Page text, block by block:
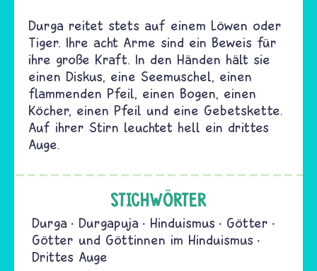
Durga reitet stets auf einem Löwen oder
Tiger. Ihre acht Arme sind ein Beweis für
ihre große Kraft. In den Händen hält sie
einen Diskus, eine Seemuschel, einen
flammenden Pfeil, einen Bogen, einen
Köcher, einen Pfeil und eine Gebetskette.
Auf ihrer Stirn leuchtet hell ein drittes
Auge.
STICHWÖRTER
Durga Durgapuja Hinduismus
Götter
Götter und Göttinnen im Hinduismus
Drittes Auge